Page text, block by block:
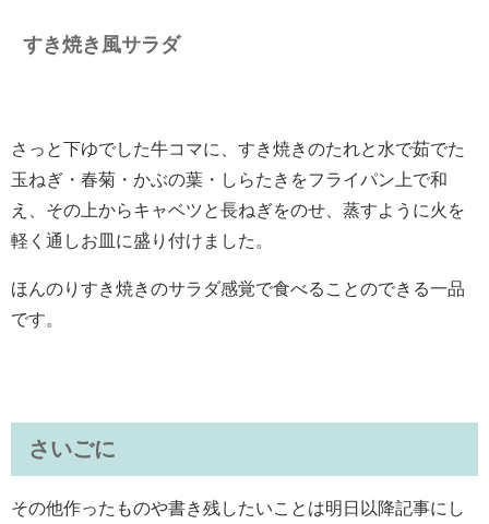
すき焼き風サラダ
さっと下ゆでした牛コマに、すき焼きのたれと水で茹でた
玉ねぎ・春菊・かぶの葉・しらたきをフライパン上で和
え、その上からキャベツと長ねぎをのせ、蒸すように火を
軽く通しお皿に盛り付けました。
ほんのりすき焼きのサラダ感覚で食べることのできる一品
です。
さいごに
その他作ったものや書き残したいことは明日以降記事にし